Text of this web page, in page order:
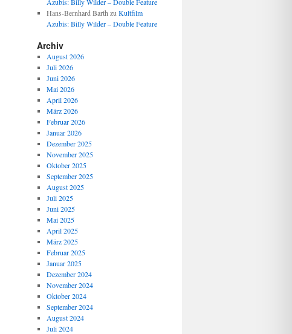
Hans-Bernhard Barth zu Kultfilm
Azubis: Billy Wilder – Double Feature
Archiv
August 2026
Juli 2026
Juni 2026
Mai 2026
April 2026
März 2026
Februar 2026
Januar 2026
Dezember 2025
November 2025
Oktober 2025
September 2025
August 2025
Juli 2025
Juni 2025
Mai 2025
April 2025
März 2025
Februar 2025
Januar 2025
Dezember 2024
November 2024
Oktober 2024
September 2024
August 2024
Juli 2024